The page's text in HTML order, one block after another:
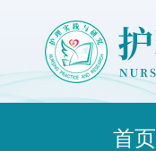
首页